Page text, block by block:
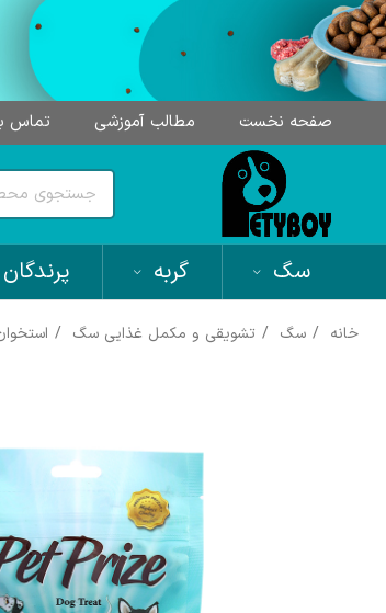
صفحه نخست مطالب آموزشی تماس
سگ گربه پرندگان
خانه سگ تشویقی و مکمل غذایی سگ